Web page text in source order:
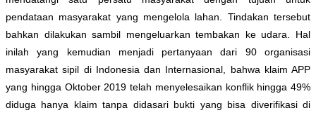
pendataan masyarakat yang mengelola lahan. Tindakan tersebut
bahkan dilakukan sambil mengeluarkan tembakan ke udara. Hal
inilah yang kemudian menjadi pertanyaan dari 90 organisasi
masyarakat sipil di Indonesia dan Internasional, bahwa klaim APP
yang hingga Oktober 2019 telah menyelesaikan konflik hingga 49%
diduga hanya klaim tanpa didasari bukti yang bisa diverifikasi di